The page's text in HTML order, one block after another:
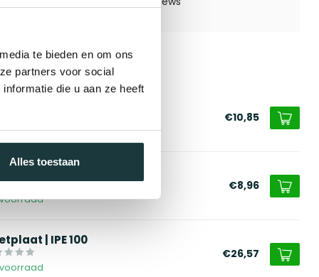
te bieden en om ons
partners voor social
die u aan ze heeft
Alles toestaan
producten
€10,85
€8,96
| IPE 100
€26,57